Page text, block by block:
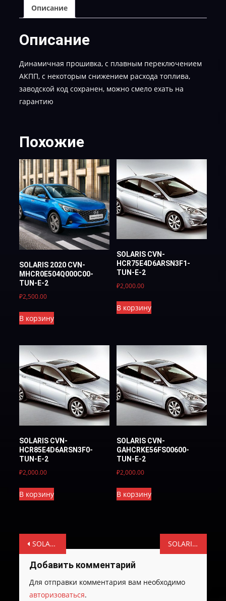
TUN-
E-
Описание
Описание
Динамичная прошивка, с плавным переключением
АКПП, с некоторым снижением расхода топлива,
заводской код сохранен, можно смело ехать на
гарантию
Похожие
SOLARIS 2020 CVN-
MHCR0E504Q000C00-
TUN-Е-2
₽2,500.00
В корзину
SOLARIS CVN-
HCR75E4D6ARSN3F1-
TUN-E-2
₽2,000.00
В корзину
SOLARIS CVN-
HCR85E4D6ARSN3F0-
TUN-E-2
₽2,000.00
В корзину
SOLARIS CVN-
GAHCRKE56FS00600-
TUN-E-2
₽2,000.00
В корзину
Навигация
по
записям
SOLARIS CVN-HCR75E4DSARSO3F0-TUN- Е-2 SOLARIS CVN-HCR75E4D6ARSN3F1-TUN-E-2
Добавить комментарий
Для отправки комментария вам необходимо
авторизоваться.